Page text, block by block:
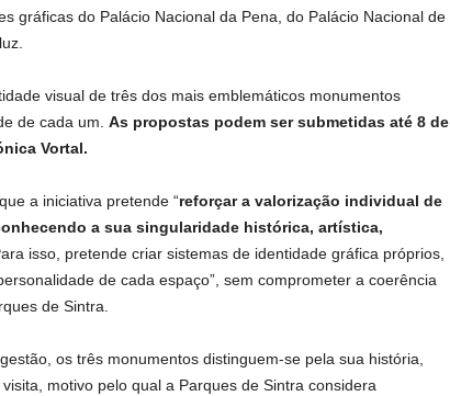
gráficas do Palácio Nacional da Pena, do Palácio Nacional de
visual de três dos mais emblemáticos monumentos
de cada um. As propostas podem ser submetidas até 8 de
Vortal.
a iniciativa pretende “reforçar a valorização individual de
a sua singularidade histórica, artística,
isso, pretende criar sistemas de identidade gráfica próprios,
de cada espaço”, sem comprometer a coerência
de Sintra.
os três monumentos distinguem-se pela sua história,
motivo pelo qual a Parques de Sintra considera